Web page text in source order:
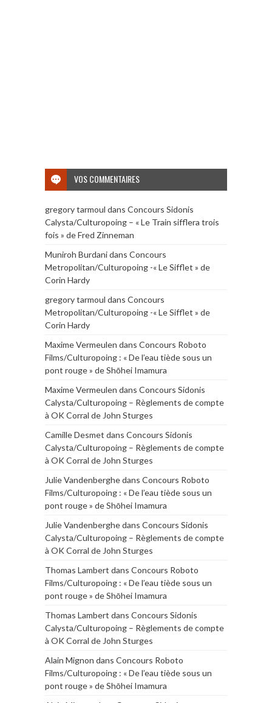
VOS COMMENTAIRES
gregory tarmoul dans Concours Sidonis
Calysta/Culturopoing – « Le Train sifflera trois
fois » de Fred Zinneman
Muniroh Burdanidans Concours
Metropolitan/Culturopoing -« Le Sifflet » de
Corin Hardy
gregory tarmoul dans Concours
Metropolitan/Culturopoing -« Le Sifflet » de
Corin Hardy
Maxime Vermeulen dans Concours Roboto
Films/Culturopoing : « De l’eau tiède sous un
pont rouge » de Shōhei Imamura
Maxime Vermeulen dans Concours Sidonis
Calysta/Culturopoing – Règlements de compte
à OK Corral de John Sturges
Camille Desmet dans Concours Sidonis
Calysta/Culturopoing – Règlements de compte
à OK Corral de John Sturges
Julie Vandenberghedans Concours Roboto
Films/Culturopoing : « De l’eau tiède sous un
pont rouge » de Shōhei Imamura
Julie Vandenberghedans Concours Sidonis
Calysta/Culturopoing – Règlements de compte
à OK Corral de John Sturges
Thomas Lambert dans Concours Roboto
Films/Culturopoing : « De l’eau tiède sous un
pont rouge » de Shōhei Imamura
Thomas Lambert dans Concours Sidonis
Calysta/Culturopoing – Règlements de compte
à OK Corral de John Sturges
Alain Mignon dans Concours Roboto
Films/Culturopoing : « De l’eau tiède sous un
pont rouge » de Shōhei Imamura